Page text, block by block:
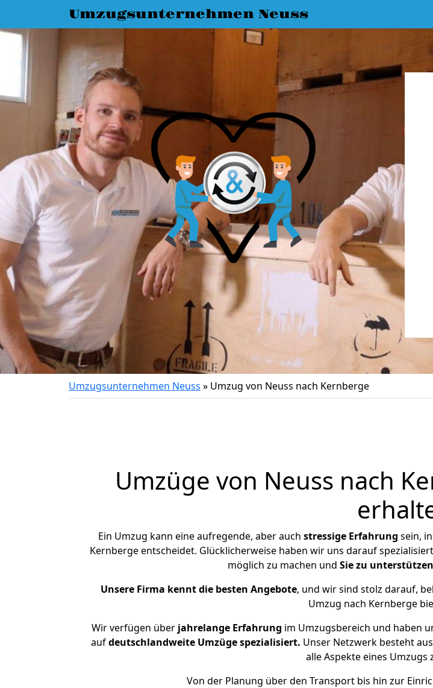
Umzugsunternehmen Neuss
Umzugsunternehmen Neuss » Umzug von Neuss nach Kernberge
Umzüge von Neuss nach
Ein Umzug kann eine aufregende, aber auch stressige Erfahrung sein,
Kernberge entscheidet. Glücklicherweise haben wir uns darauf
möglich zu machen und Sie zu unterstützen
Unsere Firma kennt die besten Angebote, und wir sind stolz darauf,
Umzug nach Kernberge
Wir verfügen über jahrelange Erfahrung im Umzugsbereich und haben
aufdeutschlandweite Umzüge spezialisiert. Unser Netzwerk besteht
alle Aspekte eines Umzugs
Von der Planung über den Transport bis hin zur